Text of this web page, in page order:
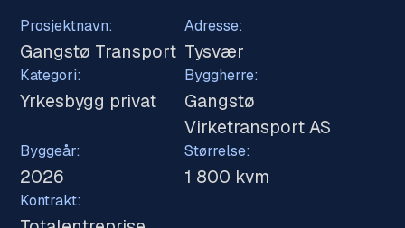
Prosjektnavn:
Gangstø Transport
Adresse:
Tysvær
Kategori:
Yrkesbygg privat
Byggherre:
Gangstø
Virketransport AS
Byggeår:
2026
Størrelse:
1 800 kvm
Kontrakt: